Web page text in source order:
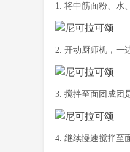
1. 将中筋面粉、水
2. 开动厨师机，一
3. 搅拌至面团成团
4. 继续慢速搅拌至